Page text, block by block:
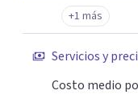
terapia cognitivo-
farmacológicos de última
pacientes
proceso de
+1 más
Servicios y
Costo medio